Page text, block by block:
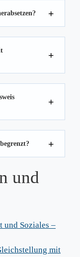
und
und Soziales –
mit